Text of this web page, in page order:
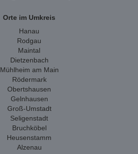
Orte im Umkreis
Hanau
Rodgau
Maintal
Dietzenbach
Mühlheim am Main
Rödermark
Obertshausen
Gelnhausen
Groß-Umstadt
Seligenstadt
Bruchköbel
Heusenstamm
Alzenau